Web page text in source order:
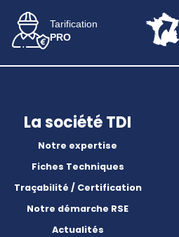
Tarification
PRO
La société TDI
Notre expertise
Fiches Techniques
Traçabilité / Certification
Notre démarche RSE
Actualités